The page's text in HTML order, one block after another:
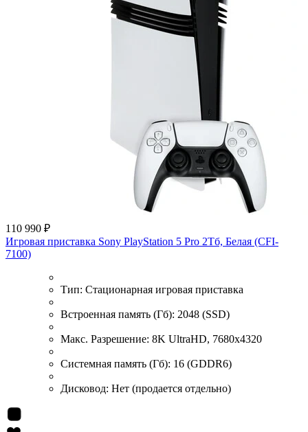
110 990 ₽
Игровая приставка Sony PlayStation 5 Pro 2Тб, Белая (CFI-
7100)
Тип: Стационарная игровая приставка
Встроенная память (Гб): 2048 (SSD)
Макс. Разрешение: 8K UltraHD, 7680x4320
Системная память (Гб): 16 (GDDR6)
Дисковод: Нет (продается отдельно)